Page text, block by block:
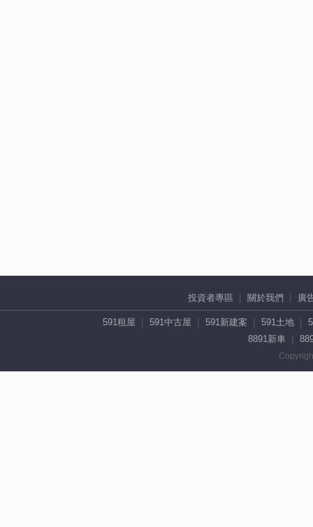
投資者專區 關於我們 廣
591租屋 591中古屋 591新建案 591土地
8891新車